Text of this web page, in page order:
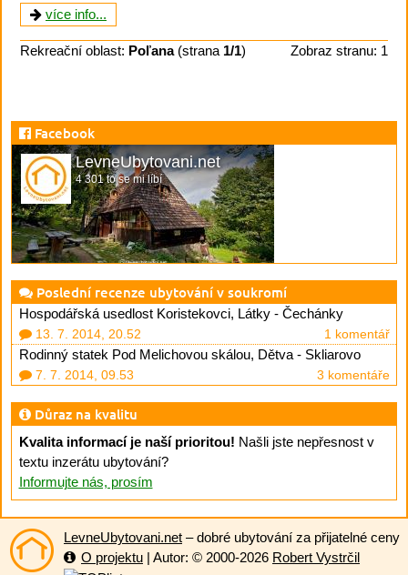
více info...
Rekreační oblast: Poľana(strana 1/1) Zobraz stranu: 1
Facebook
LevneUbytovani.net
4 301 to se mi líbí
Poslední recenze ubytování v soukromí
Hospodářská usedlost Koristekovci, Látky - Čechánky
13. 7. 2014, 20.52 1 komentář
Rodinný statek Pod Melichovou skálou, Dětva - Skliarovo
7. 7. 2014, 09.53 3 komentáře
Důraz na kvalitu
Kvalita informací je naší prioritou! Našli jste nepřesnost v
textu inzerátu ubytování?
Informujte nás, prosím
LevneUbytovani.net – dobré ubytování za přijatelné ceny
O projektu | Autor: © 2000-2026 Robert Vystrčil